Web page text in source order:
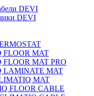
DEVI
DEVI
FLOOR MAT
FLOOR MAT PRO
LAMINATE MAT
MAT
FLOOR CABLE